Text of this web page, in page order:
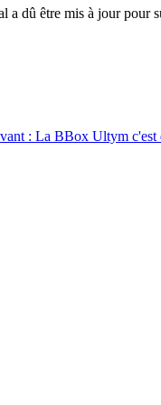
a dû être mis à jour
: La BBox Ultym c'est